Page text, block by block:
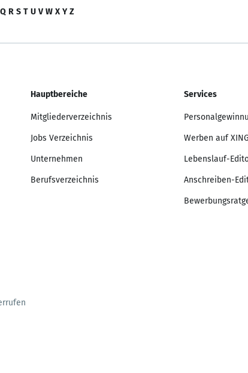
Q R S T U V W X Y Z
Hauptbereiche
Mitgliederverzeichnis
Jobs Verzeichnis
Unternehmen
Berufsverzeichnis
Services
Werben auf XING
Lebenslauf-
Anschreiben-